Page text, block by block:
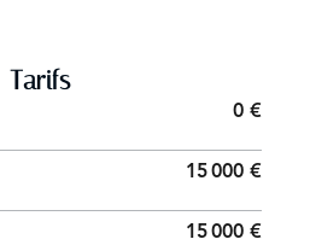
Tarifs
0 €
15 000 €
15 000 €